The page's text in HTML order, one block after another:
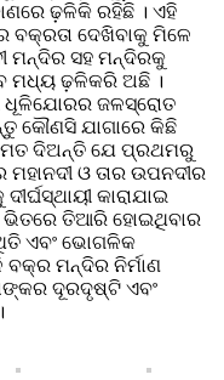
ଢ଼ଳିକି ରହିଛି । ଏହି
ବକ୍ରତା ଦେଖିବାକୁ ମିଳେ
ମନ୍ଦିର ସହ ମନ୍ଦିରକୁ
ମଧ୍ୟ ଢ଼ଳିକରି ଅଛି ।
ଧୂଳିଯୋରର ଜଳସ୍ରୋତ
କୌଣସି ଯାଗାରେ କିଛି
ମତ ଦିଅନ୍ତି ଯେ ପ୍ରଥମରୁ
ଓ ତାର ଉପନଦୀର
କାରାଯାଇ
ଭିତରେ ତିଆରି ହୋଇଥିବାର
ଏବଂ ଭୋଗଳିକ
ମନ୍ଦିର ନିର୍ମାଣ
ଦୂରଦୃଷ୍ଟି ଏବଂ